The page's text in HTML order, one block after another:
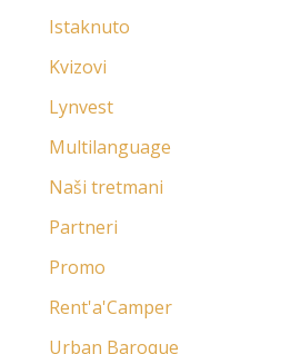
Istaknuto
Kvizovi
Lynvest
Multilanguage
Naši tretmani
Partneri
Promo
Rent'a'Camper
Urban Baroque